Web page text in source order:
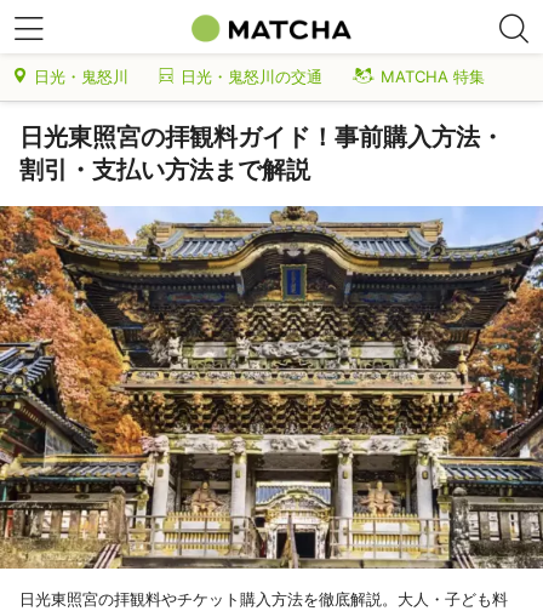
日光・鬼怒川 日光・鬼怒川の交通 MATCHA 特集
日光東照宮の拝観料ガイド！事前購入方法・
割引・支払い方法まで解説
日光東照宮の拝観料やチケット購入方法を徹底解説。大人・子ども料